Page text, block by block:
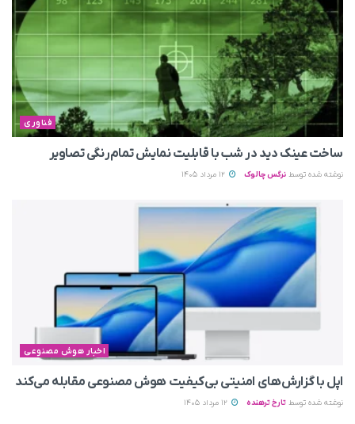
فناوری
ساخت عینک دید در شب با قابلیت نمایش تمام‌رنگی تصاویر
نوشته شده توسط نرگس چالوک
اخبار هوش مصنوعی
اپل با گزارش‌های امنیتی بی‌کیفیت هوش مصنوعی مقابله می‌کند
نوشته شده توسط تارخ ترهنده